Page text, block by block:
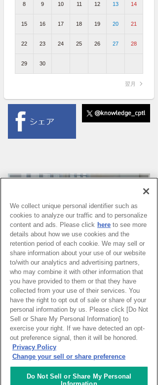
8 9 10 11 12 13 14
15 16 17 18 19 20 21
22 23 24 25 26 27 28
29 30
翌月
PAGE TOP
HOME > イベントカレンダー
ナレッジキャピタルを知る
We collect unique personal identifier such as
cookies to analyze our traffic and to personalize
content and ads. Please click here to see more
details about how we use cookies and the
retention period of each cookie. We may sell or
share information about your use of our website
to/with our analytics and advertising partners,
who may combine it with other information that
you have provided to them or that they have
collected from your use of their services. You
have the right to opt out of sale or share of your
personal information by us. Please click [Do Not
Sell or Share My Personal Information] to
exercise your right. If we have detected an opt-
out preference signal, then it will be honored.
Privacy Policy
Change your sell or share preference
Do Not Sell or Share My Personal